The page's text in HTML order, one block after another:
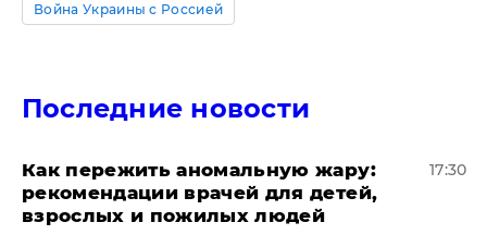
Война Украины с Россией
Последние новости
Как пережить аномальную жару:
рекомендации врачей для детей,
взрослых и пожилых людей
17:30